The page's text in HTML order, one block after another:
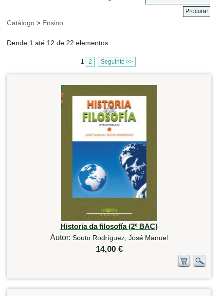
Catálogo > Ensino
Dende 1 até 12 de 22 elementos
1 2 Seguinte >>
Historia da filosofía (2º BAC)
Autor: Souto Rodríguez, José Manuel
14,00 €